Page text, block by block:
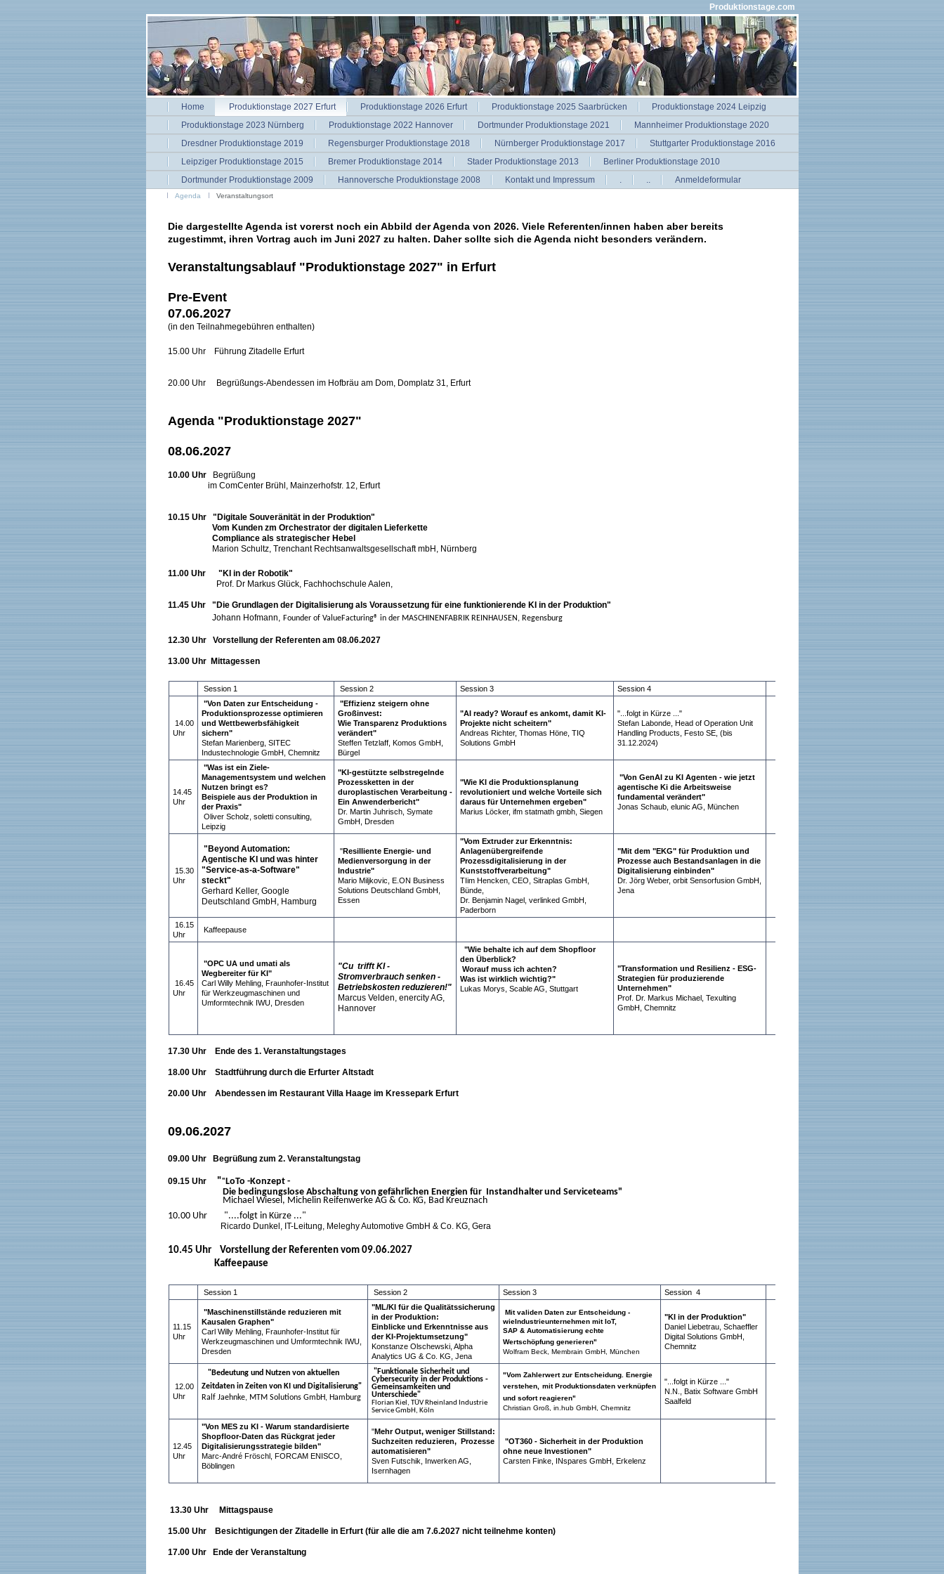
Produktionstage.com
Home Produktionstage 2027 Erfurt Produktionstage 2026 Erfurt Produktionstage 2025 Saarbrücken
Produktionstage 2024 Leipzig
Produktionstage 2023 Nürnberg
Produktionstage 2022 Hannover Dortmunder Produktionstage 2021
Mannheimer Produktionstage 2020
Dresdner Produktionstage 2019
Regensburger Produktionstage 2018 Nürnberger Produktionstage 2017
Stuttgarter Produktionstage 2016
Leipziger Produktionstage 2015
Bremer Produktionstage 2014 Stader Produktionstage 2013
Berliner Produktionstage 2010
Dortmunder Produktionstage 2009
Hannoversche Produktionstage 2008 Kontakt und Impressum . .. Anmeldeformular
Agenda Veranstaltungsort
Die dargestellte Agenda ist vorerst noch ein Abbild der Agenda von 2026. Viele Referenten/innen haben aber bereits
zugestimmt, ihren Vortrag auch im Juni 2027 zu halten. Daher sollte sich die Agenda nicht besonders verändern.
Veranstaltungsablauf "Produktionstage 2027" in Erfurt
Pre-Event
07.06.2027
(in den Teilnahmegebühren enthalten)
15.00 Uhr Führung Zitadelle Erfurt
20.00 Uhr Begrüßungs-Abendessen im Hofbräu am Dom, Domplatz 31, Erfurt
Agenda "Produktionstage 2027"
08.06.2027
10.00 Uhr
Begrüßung
im ComCenter Brühl, Mainzerhofstr. 12, Erfurt
10.15 Uhr "Digitale Souveränität in der Produktion"
Vom Kunden zm Orchestrator der digitalen Lieferkette
Compliance als strategischer Hebel
Marion Schultz, Trenchant Rechtsanwaltsgesellschaft mbH, Nürnberg
11.00 Uhr "KI in der Robotik"
Prof. Dr Markus Glück, Fachhochschule Aalen,
11.45 Uhr "Die Grundlagen der Digitalisierung als Voraussetzung für eine funktionierende KI in der Produktion"
Johann Hofmann, Founder of ValueFacturing® in der MASCHINENFABRIK REINHAUSEN, Regensburg
12.30 Uhr Vorstellung der Referenten am 08.06.2027
13.00 Uhr Mittagessen
Session 1 Session 2 Session 3 Session 4
14.00
Uhr
"Von Daten zur Entscheidung -
Produktionsprozesse optimieren
und Wettbewerbsfähigkeit
sichern"
Stefan Marienberg, SITEC
Industechnologie GmbH, Chemnitz
"Effizienz steigern ohne
Großinvest:
Wie Transparenz Produktions
verändert"
Steffen Tetzlaff, Komos GmbH,
Bürgel
"AI ready? Worauf es ankomt, damit KI-
Projekte nicht scheitern"
Andreas Richter, Thomas Höne, TIQ
Solutions GmbH
"...folgt in Kürze ..."
Stefan Labonde, Head of Operation Unit
Handling Products, Festo SE, (bis
31.12.2024)
14.45
Uhr
"Was ist ein Ziele-
Managementsystem und welchen
Nutzen bringt es?
Beispiele aus der Produktion in
der Praxis"
Oliver Scholz, soletti consulting,
Leipzig
"KI-gestützte selbstregelnde
Prozessketten in der
duroplastischen Verarbeitung -
Ein Anwenderbericht"
Dr. Martin Juhrisch, Symate
GmbH, Dresden
"Wie KI die Produktionsplanung
revolutioniert und welche Vorteile sich
daraus für Unternehmen ergeben"
Marius Löcker, ifm statmath gmbh, Siegen
"Von GenAI zu KI Agenten - wie jetzt
agentische Ki die Arbeitsweise
fundamental verändert"
Jonas Schaub, elunic AG, München
15.30
Uhr
"Beyond Automation:
Agentische KI und was hinter
"Service-as-a-Software"
steckt"
Gerhard Keller, Google
Deutschland GmbH, Hamburg
"Resilliente Energie- und
Medienversorgung in der
Industrie"
Mario Miljkovic, E.ON Business
Solutions Deutschland GmbH,
Essen
"Vom Extruder zur Erkenntnis:
Anlagenübergreifende
Prozessdigitalisierung in der
Kunststoffverarbeitung"
TIim Hencken, CEO, Sitraplas GmbH,
Bünde,
Dr. Benjamin Nagel, verlinked GmbH,
Paderborn
"Mit dem "EKG" für Produktion und
Prozesse auch Bestandsanlagen in die
Digitalisierung einbinden"
Dr. Jörg Weber, orbit Sensorfusion GmbH,
Jena
16.15
Uhr
Kaffeepause
16.45
Uhr
"OPC UA und umati als
Wegbereiter für KI"
Carl Willy Mehling, Fraunhofer-Institut
für Werkzeugmaschinen und
Umformtechnik IWU, Dresden
"Cu trifft KI -
Stromverbrauch senken -
Betriebskosten reduzieren!"
Marcus Velden, enercity AG,
Hannover
"Wie behalte ich auf dem Shopfloor
den Überblick?
Worauf muss ich achten?
Was ist wirklich wichtig?"
Lukas Morys, Scable AG, Stuttgart
"Transformation und Resilienz - ESG-
Strategien für produzierende
Unternehmen"
Prof. Dr. Markus Michael, Texulting
GmbH, Chemnitz
17.30 Uhr Ende des 1. Veranstaltungstages
18.00 Uhr Stadtführung durch die Erfurter Altstadt
20.00 Uhr Abendessen im Restaurant Villa Haage im Kressepark Erfurt
09.06.2027
09.00 Uhr Begrüßung zum 2. Veranstaltungstag
09.15 Uhr ""LoTo -Konzept -
Die bedingungslose Abschaltung von gefährlichen Energien für Instandhalterund Serviceteams"
Michael Wiesel, Michelin Reifenwerke AG & Co. KG, Bad Kreuznach
10.00 Uhr "....folgt in Kürze ..."
Ricardo Dunkel, IT-Leitung, Meleghy Automotive GmbH & Co. KG, Gera
10.45 Uhr Vorstellung der Referenten vom 09.06.2027
Kaffeepause
Session 1 Session 2 Session 3 Session 4
11.15
Uhr
"Maschinenstillstände reduzieren mit
Kausalen Graphen"
Carl Willy Mehling, Fraunhofer-Institut für
Werkzeugmaschinen und Umformtechnik IWU,
Dresden
"ML/KI für die Qualitätssicherung
in der Produktion:
Einblicke und Erkenntnisse aus
der KI-Projektumsetzung"
Konstanze Olschewski, Alpha
Analytics UG & Co. KG, Jena
Mit validen Daten zur Entscheidung -
wieIndustrieunternehmen mit IoT,
SAP & Automatisierung echte
Wertschöpfung generieren"
Wolfram Beck, Membrain GmbH, München
"KI in der Produktion"
Daniel Liebetrau, Schaeffler
Digital Solutions GmbH,
Chemnitz
12.00
Uhr
"Bedeutung und Nutzen von aktuellen
Zeitdaten in Zeiten von KI und Digitalisierung"
Ralf Jaehnke, MTM Solutions GmbH, Hamburg
"Funktionale Sicherheit und
Cybersecurity in der Produktions -
Gemeinsamkeiten und
Unterschiede"
Florian Kiel, TÜV Rheinland Industrie
Service GmbH, Köln
"Vom Zahlerwert zur Entscheidung. Energie
verstehen,
mit Produktionsdaten verknüpfen
und sofort reagieren"
Christian Groß, in.hub GmbH, Chemnitz
"...folgt in Kürze ..."
N.N., Batix Software GmbH
Saalfeld
12.45
Uhr
"Von MES zu KI - Warum standardisierte
Shopfloor-Daten das Rückgrat jeder
Digitalisierungsstrategie bilden"
Marc-André Fröschl, FORCAM ENISCO,
Böblingen
"Mehr Output, weniger Stillstand:
Suchzeiten reduzieren, Prozesse
automatisieren"
Sven Futschik, Inwerken AG,
Isernhagen
"OT360 - Sicherheit in der Produktion
ohne neue Investionen"
Carsten Finke, INspares GmbH, Erkelenz
13.30 Uhr Mittagspause
15.00 Uhr Besichtigungen der Zitadelle in Erfurt (für alle die am 7.6.2027 nicht teilnehme konten)
17.00 Uhr Ende der Veranstaltung